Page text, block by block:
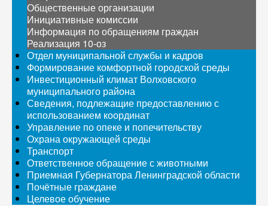
Общественные организации
Инициативные комиссии
Информация по обращениям граждан
Реализация 10-оз
Отдел муниципальной службы и кадров
Формирование комфортной городской среды
Инвестиционный климат Волховского
муниципального района
Сведения, подлежащие предоставлению с
использованием координат
Управление по опеке и попечительству
Охрана окружающей среды
Транспорт
Ответственное обращение с животными
Приемная Губернатора Ленинградской области
Почётные граждане
Целевое обучение